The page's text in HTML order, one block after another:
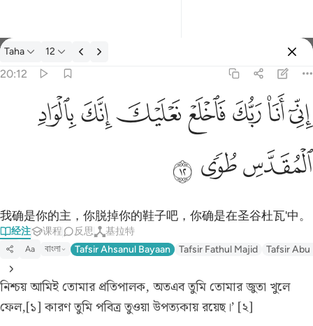
经注: Taha 20:12
Taha 12
20:12
اني انا ربك فاخلع نعليك انك بالواد المقدس طوى ١٢
إِنِّىٓ أَنَا۠ رَبُّكَ فَٱخْلَعْ نَعْلَيْكَ ۖ إِنَّكَ بِٱلْوَادِ ٱلْمُقَدَّسِ طُوًۭى ١٢
ﲺﲻﲼﲽﲾﲿﳀ
ﳁﳂ ﳃ
我确是你的主，你脱掉你的鞋子吧，你确是在圣谷杜瓦'中。
经注 课程 反思 基拉特
Aa বাংলা Tafsir Ahsanul Bayaan Tafsir Fathul Majid Tafsir Abu
নিশ্চয় আমিই তোমার প্রতিপালক, অতএব তুমি তোমার জুতা খুলে
ফেল,[১] কারণ তুমি পবিত্র তুওয়া উপত্যকায় রয়েছ।’ [২]